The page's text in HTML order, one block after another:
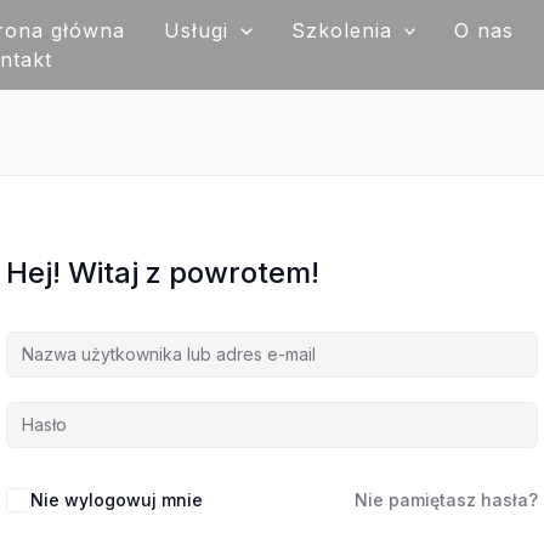
główna Usługi Szkolenia O nas
Hej! Witaj z powrotem!
Nie wylogowuj mnie Nie pamiętasz hasła?